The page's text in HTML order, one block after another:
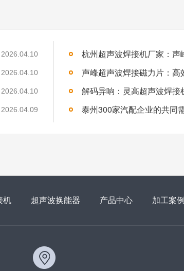
2026.04.10
2026.04.10
2026.04.10
2026.04.09
机 超声波换能器 产品中心 加工案例